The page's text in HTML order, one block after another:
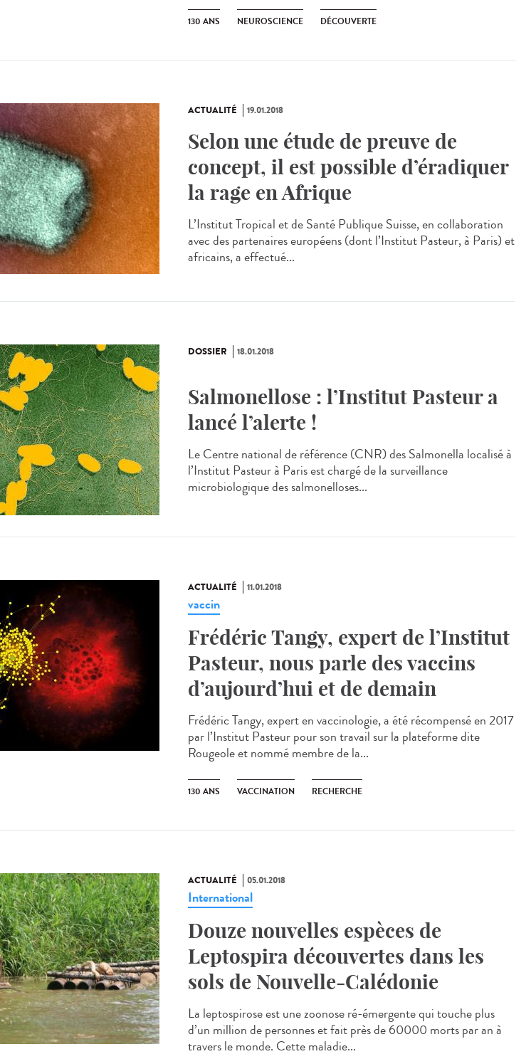
130 ANS NEUROSCIENCE DÉCOUVERTE
ACTUALITÉ 19.01.2018
Selon une étude de preuve de
concept, il est possible d’éradiquer
la rage en Afrique
L’Institut Tropical et de Santé Publique Suisse, en collaboration
avec des partenaires européens (dont l’Institut Pasteur, à Paris) et
africains, a effectué...
DOSSIER 18.01.2018
Salmonellose : l’Institut Pasteur a
lancé l’alerte !
Le Centre national de référence (CNR) des Salmonella localisé à
l’Institut Pasteur à Paris est chargé de la surveillance
microbiologique des salmonelloses...
ACTUALITÉ 11.01.2018
vaccin
Frédéric Tangy, expert de l’Institut
Pasteur, nous parle des vaccins
d’aujourd’hui et de demain
Frédéric Tangy, expert en vaccinologie, a été récompensé en 2017
par l’Institut Pasteur pour son travail sur la plateforme dite
Rougeole et nommé membre de la...
130 ANS VACCINATION RECHERCHE
ACTUALITÉ 05.01.2018
International
Douze nouvelles espèces de
Leptospira découvertes dans les
sols de Nouvelle-Calédonie
La leptospirose est une zoonose ré-émergente qui touche plus
d’un million de personnes et fait près de 60000 morts par an à
travers le monde. Cette maladie...